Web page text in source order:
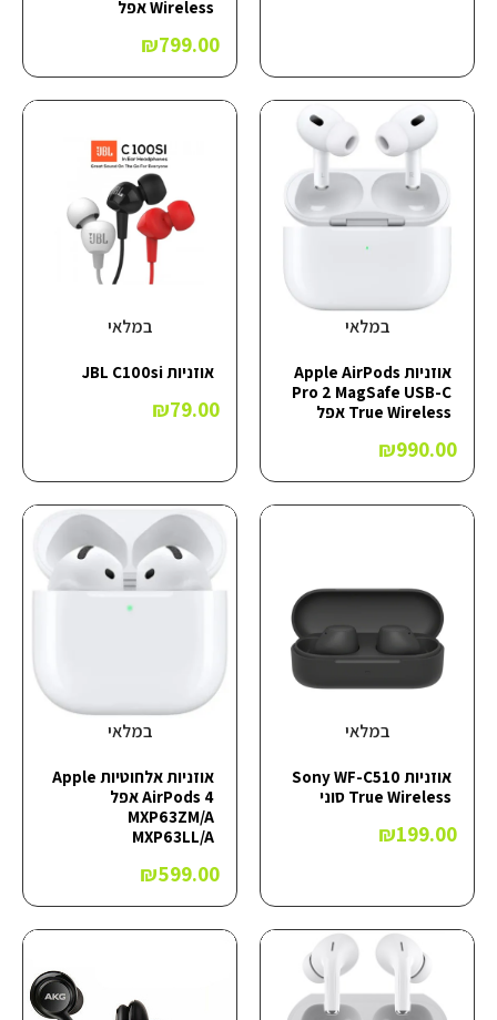
Wireless אפל
₪799.00
במלאי
אוזניות Apple AirPods
Pro 2 MagSafe USB-C
True Wireless אפל
₪990.00
במלאי
אוזניות JBL C100si
₪79.00
במלאי
אוזניות Sony WF-C510
True Wireless סוני
₪199.00
במלאי
אוזניות ‏אלחוטיות Apple
AirPods 4 אפל
MXP63ZM/A
MXP63LL/A
₪599.00